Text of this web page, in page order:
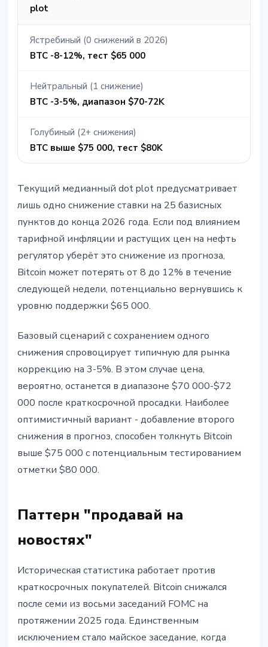
plot
Ястребиный (0 снижений в 2026)
BTC -8-12%, тест $65 000
Нейтральный (1 снижение)
BTC -3-5%, диапазон $70-72K
Голубиный (2+ снижения)
BTC выше $75 000, тест $80K
Текущий медианный dot plot предусматривает
лишь одно снижение ставки на 25 базисных
пунктов до конца 2026 года. Если под влиянием
тарифной инфляции и растущих цен на нефть
регулятор уберёт это снижение из прогноза,
Bitcoin может потерять от 8 до 12% в течение
следующей недели, потенциально вернувшись к
уровню поддержки $65 000.
Базовый сценарий с сохранением одного
снижения спровоцирует типичную для рынка
коррекцию на 3-5%. В этом случае цена,
вероятно, останется в диапазоне $70 000-$72
000 после краткосрочной просадки. Наиболее
оптимистичный вариант - добавление второго
снижения в прогноз, способен толкнуть Bitcoin
выше $75 000 с потенциальным тестированием
отметки $80 000.
Паттерн "продавай на
новостях"
Историческая статистика работает против
краткосрочных покупателей. Bitcoin снижался
после семи из восьми заседаний FOMC на
протяжении 2025 года. Единственным
исключением стало майское заседание, когда